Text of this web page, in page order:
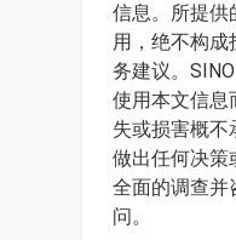
信息。所提供
用，绝不构成
务建议。
使用本文信息
失或损害概不
做出任何决策
全面的调查并
问。